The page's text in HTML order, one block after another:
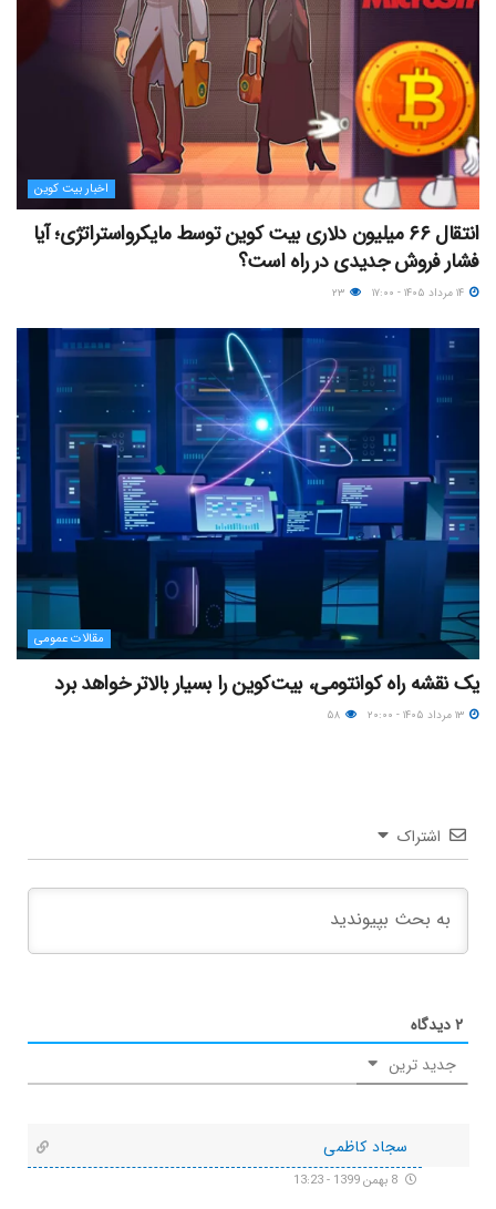
اخبار بیت کوین
انتقال ۶۶ میلیون دلاری بیت کوین توسط مایکرواستراتژی؛ آیا
فشار فروش جدیدی در راه است؟
مقالات عمومی
یک نقشه راه کوانتومی، بیت‌کوین را بسیار بالاتر خواهد برد
اشتراک
۲دیدگاه
جدید ترین
سجاد کاظمی